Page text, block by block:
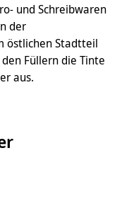
und Schreibwaren
der
östlichen Stadtteil
Füllern die Tinte
aus.